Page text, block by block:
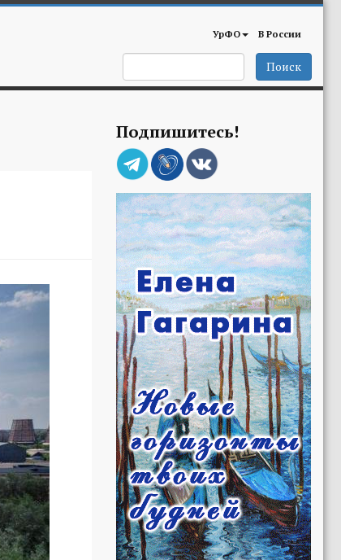
УрФО В России
Поиск
Подпишитесь!